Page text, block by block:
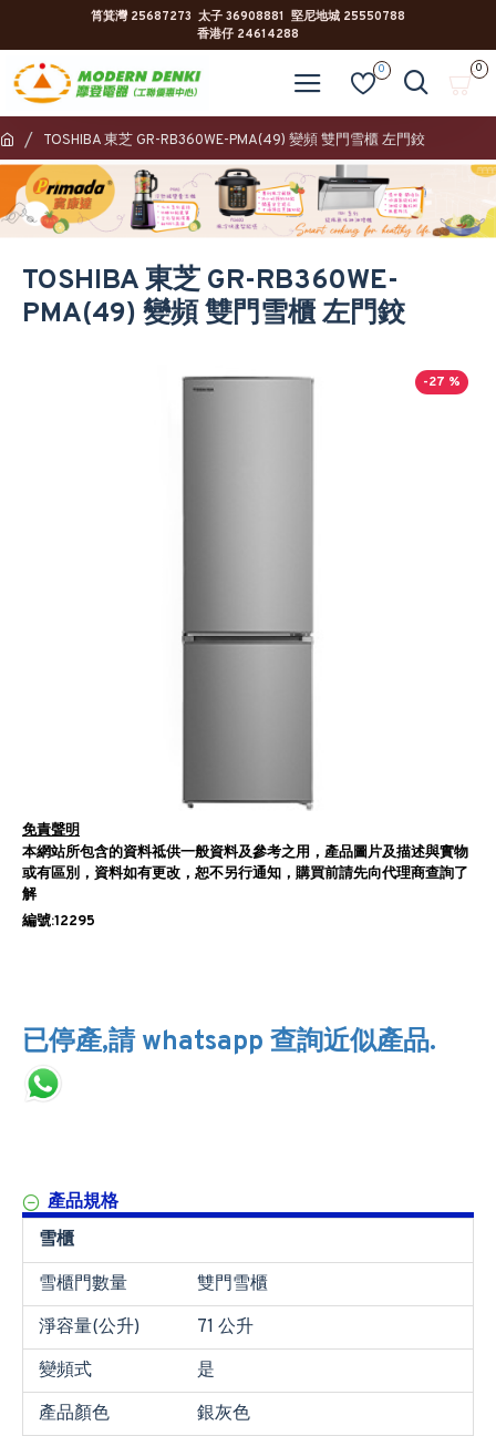
筲箕灣 25687273 太子 36908881 堅尼地城 25550788
香港仔 24614288
0 0
TOSHIBA 東芝 GR-RB360WE-PMA(49) 變頻 雙門雪櫃 左門鉸
TOSHIBA 東芝 GR-RB360WE-
PMA(49) 變頻 雙門雪櫃 左門鉸
-27 %
免責聲明
本網站所包含的資料祗供一般資料及參考之用，產品圖片及描述與實物
或有區別，資料如有更改，恕不另行通知，購買前請先向代理商查詢了
解
編號:12295
已停產,請 whatsapp 查詢近似產品.
產品規格
雪櫃
雪櫃門數量
雙門雪櫃
淨容量(公升)
71 公升
變頻式
是
產品顏色
銀灰色